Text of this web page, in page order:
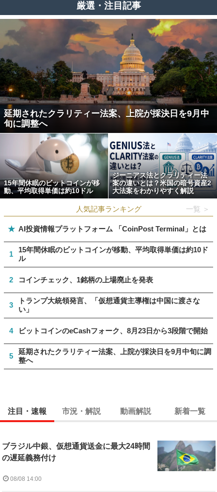
厳選・注目記事
延期されたクラリティー法案、上院が採決日を9月中
旬に調整へ
15年間休眠のビットコインが移
動、平均取得単価は約10ドル
ジーニアス法とクラリティー法
案の違いとは？米国の暗号資産2
大法案をわかりやすく解説
人気記事ランキング 一覧 ＞
★ AI投資情報プラットフォーム 「CoinPost Terminal」とは
1
15年間休眠のビットコインが移動、平均取得単価は約10ド
ル
2 コインチェック、1銘柄の上場廃止を発表
3
トランプ大統領発言、「仮想通貨主導権は中国に渡さな
い」
4 ビットコインのeCashフォーク、8月23日から3段階で開始
5
延期されたクラリティー法案、上院が採決日を9月中旬に調
整へ
注目・速報 市況・解説 動画解説 新着一覧
ブラジル中銀、仮想通貨送金に最大24時間
の遅延義務付け
08/08 14:00